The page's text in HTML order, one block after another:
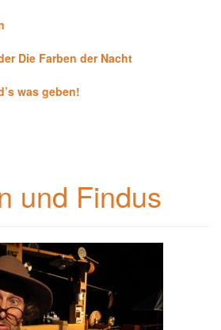
Die Farben der Nacht
was geben!
und Findus